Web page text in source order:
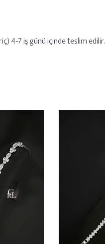
4-7 iş günü içinde teslim edilir.